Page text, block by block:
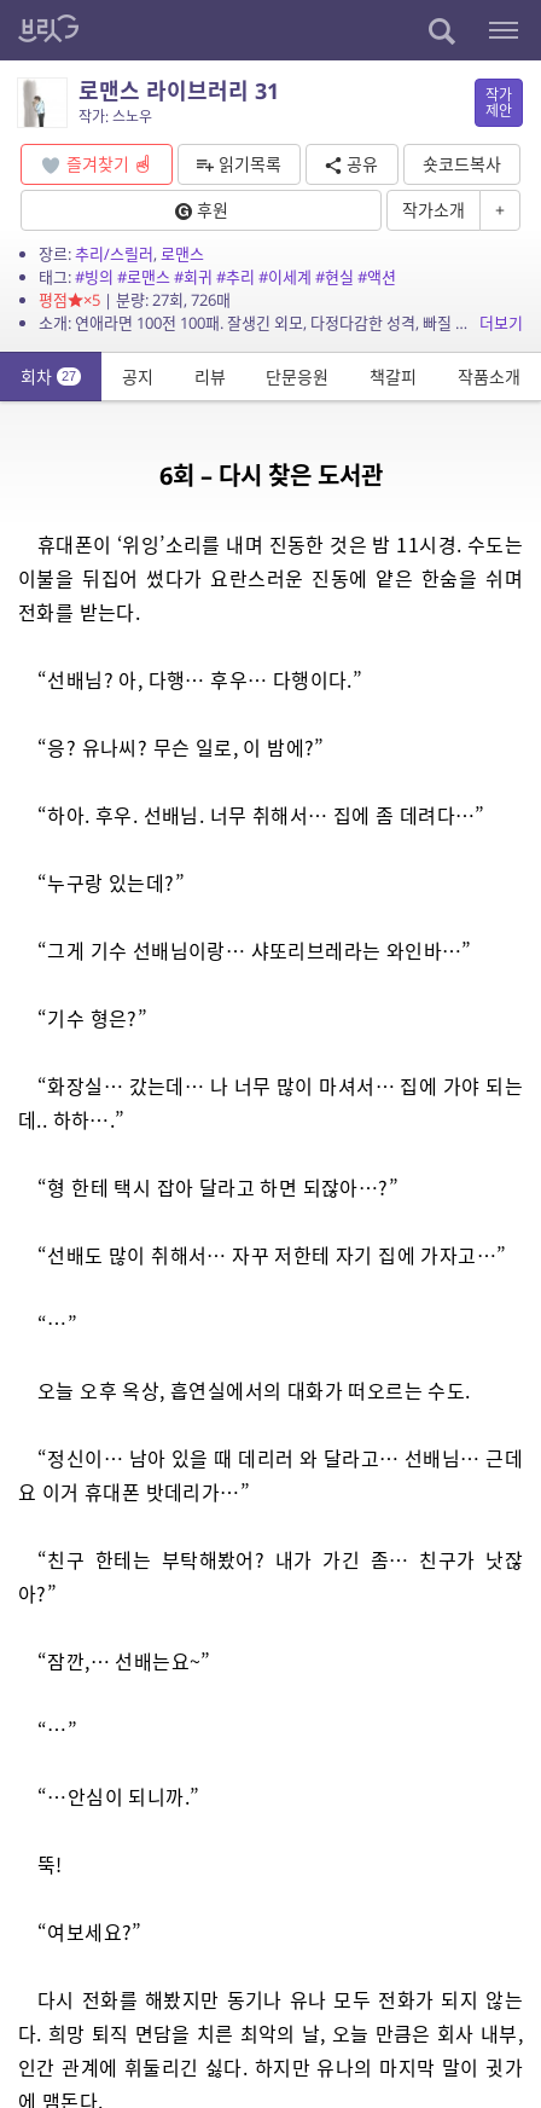
로맨스 라이브러리 31
작가: 스노우
작가
제안
즐겨찾기 읽기목록 공유
숏코드복사
후원
작가소개 +
장르:추리/스릴러,로맨스
태그:#빙의 #로맨스#회귀 #추리 #이세계 #현실 #액션
평점
×5| 분량: 27회, 726매
소개: 연애라면 100전 100패. 잘생긴 외모, 다정다감한 성격, 빠질 것 없는 능력! 그런데 서른이 되도록 단 한번도 여자 친구가 없었다? 우연히 만난 수상한 도서관 사서에게 듣게...
더보기
회차 27 공지 리뷰 단문응원 책갈피 작품소개
6회 – 다시 찾은 도서관
휴대폰이 ‘위잉’소리를 내며 진동한 것은 밤 11시경. 수도는
이불을 뒤집어 썼다가 요란스러운 진동에 얕은 한숨을 쉬며
전화를 받는다.
“선배님? 아, 다행… 후우… 다행이다.”
“응? 유나씨? 무슨 일로, 이 밤에?”
“하아. 후우. 선배님. 너무 취해서… 집에 좀 데려다…”
“누구랑 있는데?”
“그게 기수 선배님이랑… 샤또리브레라는 와인바…”
“기수 형은?”
“화장실… 갔는데… 나 너무 많이 마셔서… 집에 가야 되는
데.. 하하….”
“형 한테 택시 잡아 달라고 하면 되잖아…?”
“선배도 많이 취해서… 자꾸 저한테 자기 집에 가자고…”
“…”
오늘 오후 옥상, 흡연실에서의 대화가 떠오르는 수도.
“정신이… 남아 있을 때 데리러 와 달라고… 선배님… 근데
요 이거 휴대폰 밧데리가…”
“친구 한테는 부탁해봤어? 내가 가긴 좀… 친구가 낫잖
아?”
“잠깐,… 선배는요~”
“…”
“…안심이 되니까.”
뚝!
“여보세요?”
다시 전화를 해봤지만 동기나 유나 모두 전화가 되지 않는
다. 희망 퇴직 면담을 치른 최악의 날, 오늘 만큼은 회사 내부,
인간 관계에 휘둘리긴 싫다. 하지만 유나의 마지막 말이 귓가
에 맴돈다.